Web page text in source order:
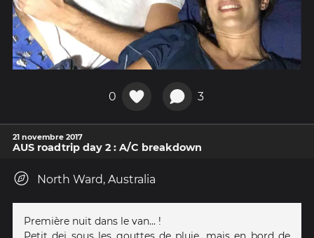
0 3
21 novembre 2017
AUS roadtrip day 2 : A/C breakdown
North Ward, Australia
Première nuit dans le van... !